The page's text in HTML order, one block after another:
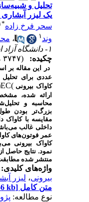
تحلیل و
یک لیزر آبشاری
سحر فرخ زاده* ۱
وند۱ ،
چکیده:
در این مقاله بر
عددی برای تحلیل
کاواک بیرونی(
EC
)
ارائه شده،
محاسبه و
بزرگ‌تر بودن
مقایسه با کاواک
داخلی غالب
عمر فوتون‌های
کاواک بیرونی
نمود. نتایج حاصل از
منتشر شده مطابقت
واژه‌های کلیدی:
بیرونی،لیزر
متن کامل[PDF 956 kb]
نوع مطالعه: